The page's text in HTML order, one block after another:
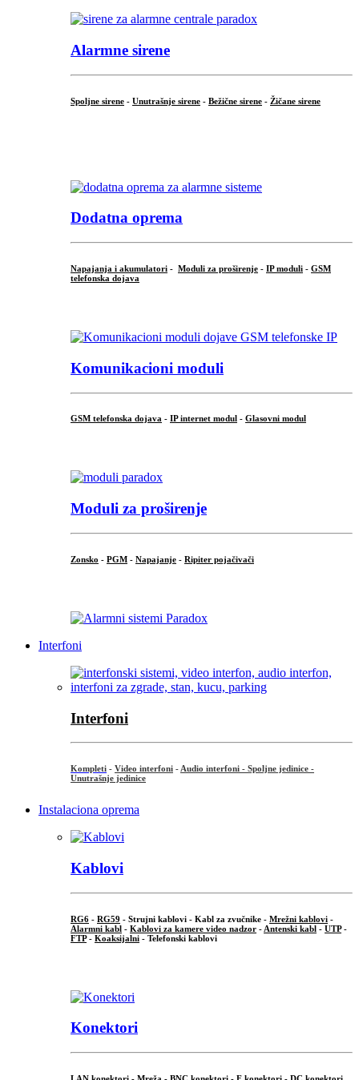
Alarmne sirene
Spoljne sirene - Unutrašnje sirene - Bežične sirene - Žičane sirene
Dodatna oprema
Napajanja i akumulatori - Moduli za proširenje - IP moduli - GSM
telefonska dojava
Komunikacioni moduli
GSM telefonska dojava - IP internet modul - Glasovni modul
Moduli za proširenje
Zonsko - PGM - Napajanje - Ripiter pojačivači
Interfoni
Interfoni
Kompleti - Video interfoni - Audio interfoni - Spoljne jedinice -
Unutrašnje jedinice
Instalaciona oprema
Kablovi
RG6 - RG59 - Strujni kablovi - Kabl za zvučnike - Mrežni kablovi -
Alarmni kabl - Kablovi za kamere video nadzor - Antenski kabl - UTP-
FTP- Koaksijalni - Telefonski kablovi
Konektori